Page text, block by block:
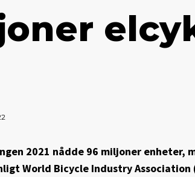
2021 nådde 96 miljoner
World Bicycle Industry